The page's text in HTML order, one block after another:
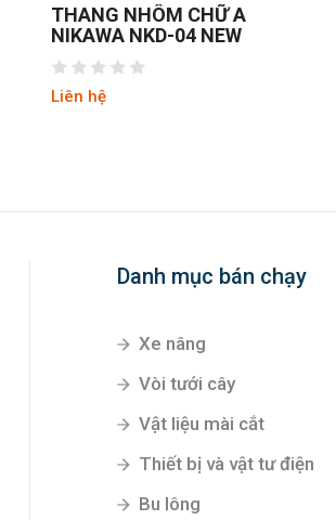
THANG NHÔM CHỮ A
NIKAWA NKD-05 NEW
Liên hệ
Danh mục bán chạy
Xe nâng
Vòi tưới cây
Vật liệu mài cắt
Thiết bị và vật tư điện
Bu lông